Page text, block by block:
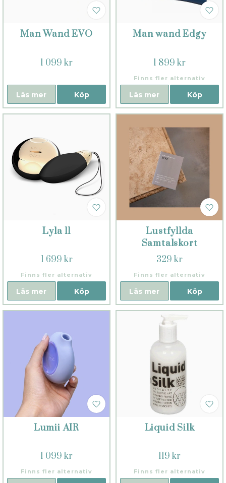
Man Wand EVO
1 099 kr
Köp
Läs mer
Man wand Edgy
1 899 kr
Finns fler alternativ
Köp
Läs mer
Lyla ll
1 699 kr
Finns fler alternativ
Köp
Läs mer
Lustfyllda
Samtalskort
329 kr
Finns fler alternativ
Köp
Läs mer
Lumii AIR
1 099 kr
Finns fler alternativ
Liquid Silk
119 kr
Finns fler alternativ